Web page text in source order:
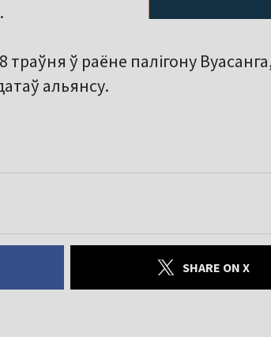
ў раёне палігону
альянсу.
SHARE ON X